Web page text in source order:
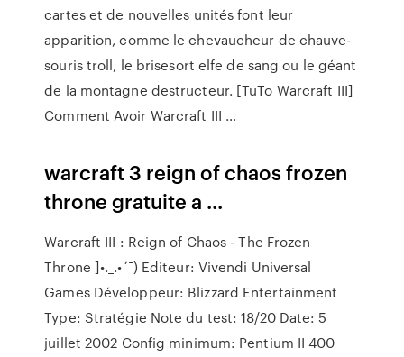
cartes et de nouvelles unités font leur
apparition, comme le chevaucheur de chauve-
souris troll, le brisesort elfe de sang ou le géant
de la montagne destructeur. [TuTo Warcraft III]
Comment Avoir Warcraft III …
warcraft 3 reign of chaos frozen
throne gratuite a ...
Warcraft III : Reign of Chaos - The Frozen
Throne ]•._.•´¯) Editeur: Vivendi Universal
Games Développeur: Blizzard Entertainment
Type: Stratégie Note du test: 18/20 Date: 5
juillet 2002 Config minimum: Pentium II 400